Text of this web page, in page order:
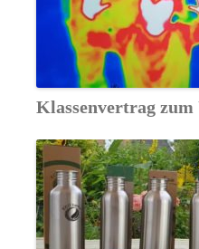
Klassenvertrag